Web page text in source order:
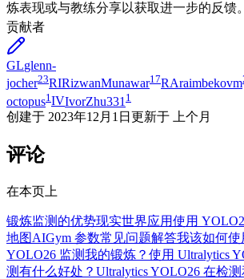
炼表现或与教练分享以获取进一步的反馈。
贡献者
GLglenn-
jocher23RIRizwanMunawar17RAraimbekovm
octopus1 IVIvorZhu331 1
创建于 2023年12月1日 更新于 上个月
评论
在本页上
锻炼监测的优势现实世界应用使用
地图AIGym 参数常见问题解答我该如何使
YOLO26 监测我的锻炼？ 使用 Ultralytics
测有什么好处？ Ultralytics YOLO26 在检